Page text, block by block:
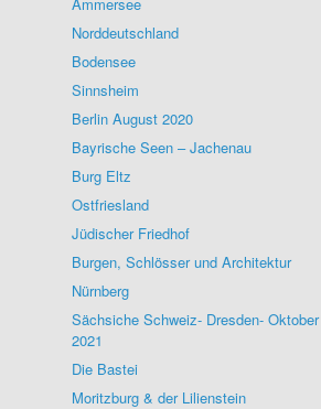
Norddeutschland
Bodensee
Sinnsheim
Berlin August 2020
Bayrische Seen – Jachenau
Burg Eltz
Ostfriesland
Jüdischer Friedhof
Burgen, Schlösser und Architektur
Nürnberg
Sächsiche Schweiz- Dresden- Oktober
2021
Die Bastei
Moritzburg & der Lilienstein